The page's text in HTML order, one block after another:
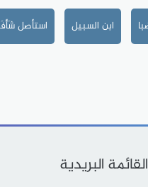
ابن السبيل استأصل
القائمة البريدية